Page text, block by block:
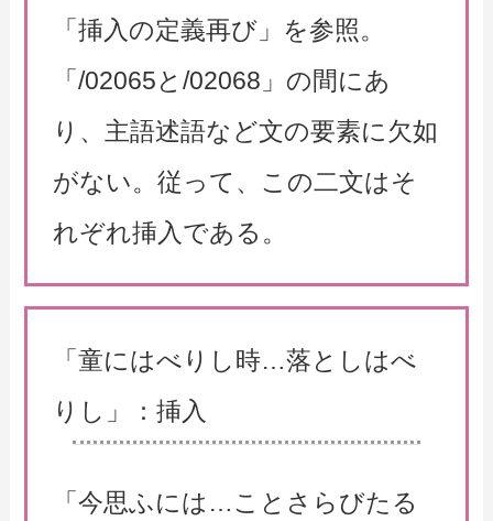
「挿入の定義再び」を参照。
「/02065と/02068」の間にあ
り、主語述語など文の要素に欠如
がない。従って、この二文はそ
れぞれ挿入である。
「童にはべりし時…落としはべ
りし」：挿入
「今思ふには…ことさらびたる